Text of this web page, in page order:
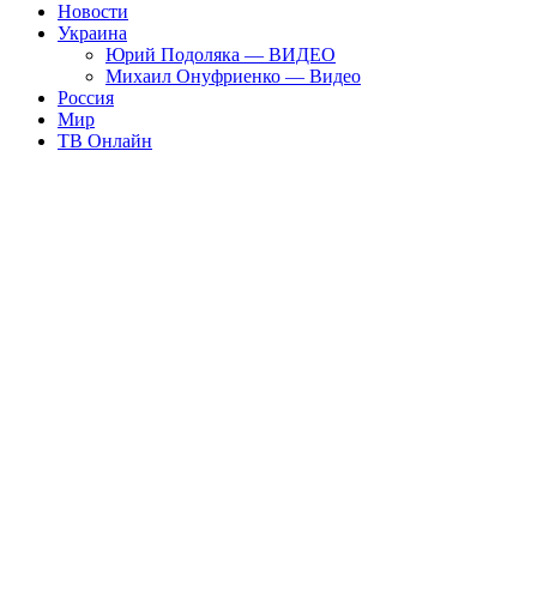
Новости
Украина
Юрий Подоляка — ВИДЕО
Михаил Онуфриенко — Видео
Россия
Мир
ТВ Онлайн